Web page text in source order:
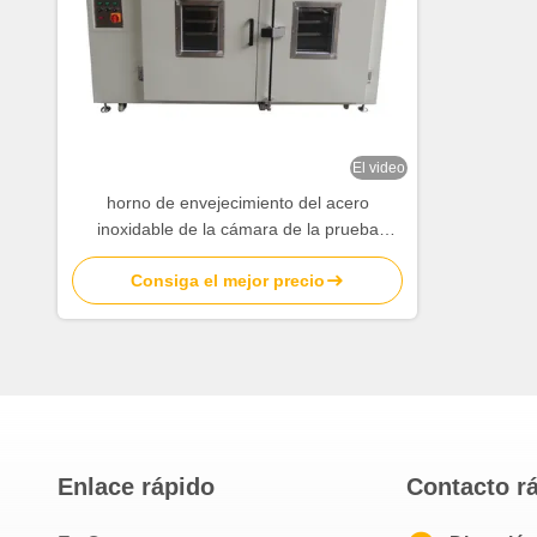
El video
horno de envejecimiento del acero
inoxidable de la cámara de la prueba
ambiental 1500L con las puertas dobles
Consiga el mejor precio
Enlace rápido Contacto